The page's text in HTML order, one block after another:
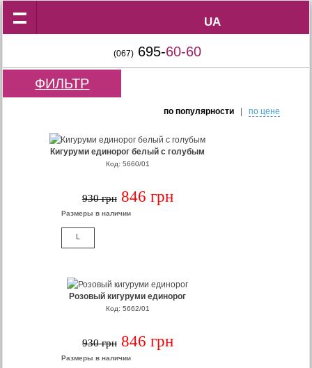
UA
UA
(067) 695-60-60
ФИЛЬТР
по популярности| по цене
Кигуруми единорог белый с голубым
Код: 5660/01
930 грн 846 грн
Размеры в наличии
L
Розовый кигуруми единорог
Код: 5662/01
930 грн 846 грн
Размеры в наличии